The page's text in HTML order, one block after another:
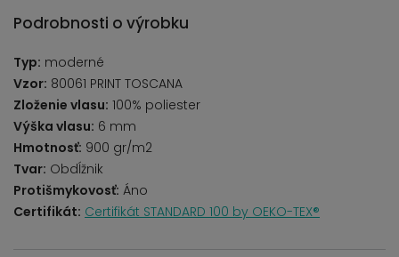
Podrobnosti o výrobku
Typ: moderné
Vzor: 80061 PRINT TOSCANA
Zloženie vlasu: 100% poliester
Výška vlasu: 6 mm
Hmotnosť: 900 gr/m2
Tvar: Obdĺžnik
Protišmykovosť: Áno
Certifikát: Certifikát STANDARD 100 by OEKO-TEX®